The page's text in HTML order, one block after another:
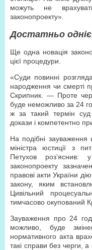
можуть не
законопроекту».
Достатньо
Ще одна новація
цієї процедури.
«Суди повинні
народження чи смерті
Скрипник. — Проте
буде неможливо за 24
ж за такий термін суд
докази і компетентно
На подібні
міністра юстиції з
Петухов роз’яснив:
законопроекту
правові акти України
закону, яким
Цивільний
тимчасово окупований
Зауваження про 24
можливо, буде
нормативного акта
такі справи без черги,